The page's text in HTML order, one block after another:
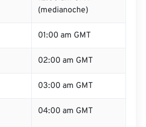
(medianoche)
01:00 am GMT
02:00 am GMT
03:00 am GMT
04:00 am GMT